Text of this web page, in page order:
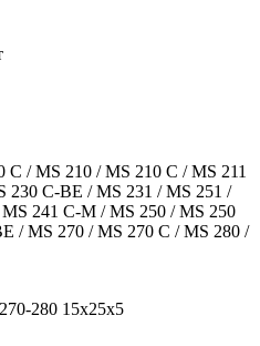
C / MS 210 / MS 210 C / MS 211
230 C-BE / MS 231 / MS 251 /
241 C-M / MS 250 / MS 250
/ MS 270 / MS 270 C / MS 280 /
280 15х25х5